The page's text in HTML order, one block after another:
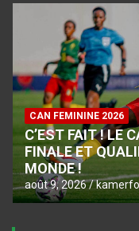
CAN FEMININE 2026
C’EST FAIT ! LE
FINALE ET
MONDE !
août 9, 2026